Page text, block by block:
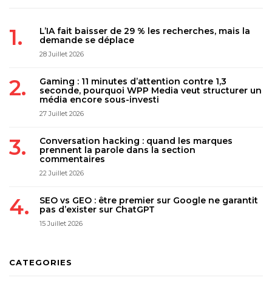
L’IA fait baisser de 29 % les recherches, mais la
demande se déplace
28 Juillet 2026
Gaming : 11 minutes d’attention contre 1,3
seconde, pourquoi WPP Media veut structurer un
média encore sous-investi
27 Juillet 2026
Conversation hacking : quand les marques
prennent la parole dans la section
commentaires
22 Juillet 2026
SEO vs GEO : être premier sur Google ne garantit
pas d’exister sur ChatGPT
15 Juillet 2026
CATEGORIES